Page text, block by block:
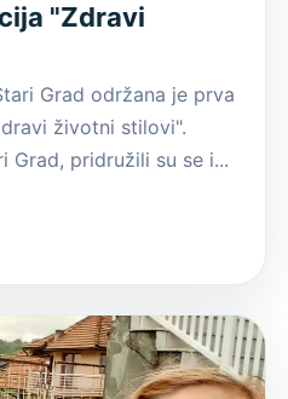
"Zdravi
Grad održana je prva
životni stilovi".
Grad, pridružili su se i...